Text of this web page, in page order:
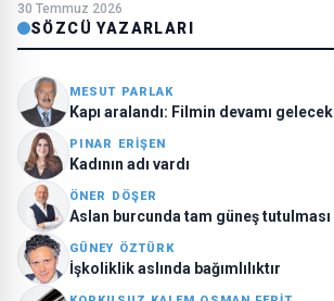
30 Temmuz 2026
SÖZCÜ YAZARLARI
MESUT PARLAK
Kapı aralandı: Filmin devamı gelecek
PINAR ERIŞEN
Kadının adı vardı
ÖNER DÖŞER
Aslan burcunda tam güneş tutulması
GÜNEY ÖZTÜRK
İşkoliklik aslında bağımlılıktır